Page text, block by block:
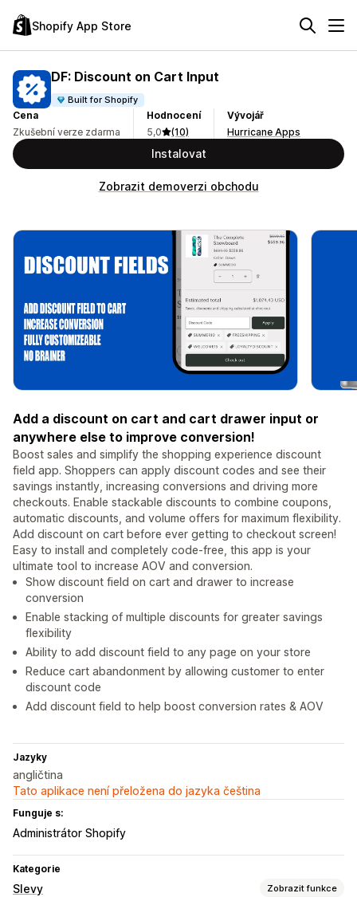
Shopify App Store
DF: Discount on Cart Input
Built for Shopify
Cena
Zkušební verze zdarma
Hodnocení
5,0
(10)
Vývojář
Hurricane Apps
Instalovat
Zobrazit demoverzi obchodu
Add a discount on cart and cart drawer input or
anywhere else to improve conversion!
Boost sales and simplify the shopping experience discount
field app. Shoppers can apply discount codes and see their
savings instantly, increasing conversions and driving more
checkouts. Enable stackable discounts to combine coupons,
automatic discounts, and volume offers for maximum flexibility.
Add discount on cart before ever getting to checkout screen!
Easy to install and completely code-free, this app is your
ultimate tool to increase AOV and conversion.
Show discount field on cart and drawer to increase
conversion
Enable stacking of multiple discounts for greater savings
flexibility
Ability to add discount field to any page on your store
Reduce cart abandonment by allowing customer to enter
discount code
Add discount field to help boost conversion rates & AOV
Jazyky
angličtina
Tato aplikace není přeložena do jazyka čeština
Funguje s:
Administrátor Shopify
Kategorie
Slevy Zobrazit funkce